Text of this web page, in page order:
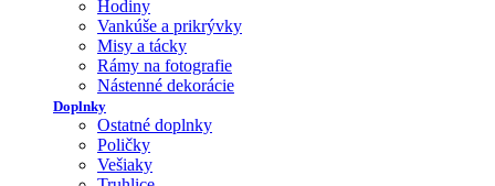
Hodiny
Vankúše a prikrývky
Misy a tácky
Rámy na fotografie
Nástenné dekorácie
Doplnky
Ostatné doplnky
Poličky
Vešiaky